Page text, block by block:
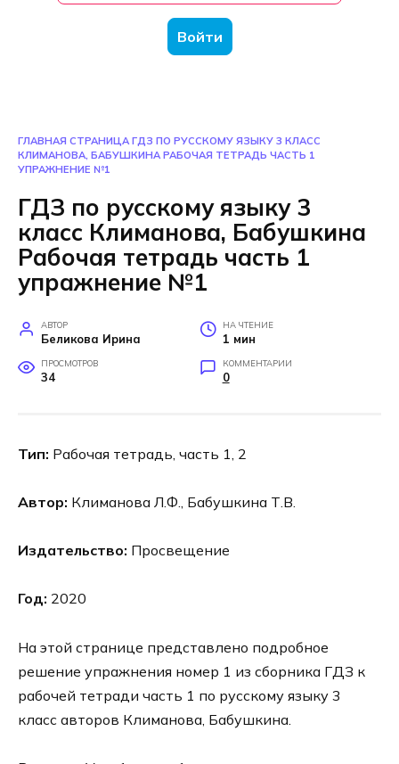
Войти
ГЛАВНАЯ СТРАНИЦА ГДЗ ПО РУССКОМУ ЯЗЫКУ 3 КЛАСС
КЛИМАНОВА, БАБУШКИНА РАБОЧАЯ ТЕТРАДЬ ЧАСТЬ 1
УПРАЖНЕНИЕ №1
ГДЗ по русскому языку 3
класс Климанова, Бабушкина
Рабочая тетрадь часть 1
упражнение №1
АВТОР
Беликова Ирина
НА ЧТЕНИЕ
1 мин
ПРОСМОТРОВ
34
КОММЕНТАРИИ
0
Тип: Рабочая тетрадь, часть 1, 2
Автор: Климанова Л.Ф., Бабушкина Т.В.
Издательство: Просвещение
Год: 2020
На этой странице представлено подробное
решение упражнения номер 1 из сборника ГДЗ к
рабочей тетради часть 1 по русскому языку 3
класс авторов Климанова, Бабушкина.